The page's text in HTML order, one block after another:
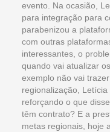
evento. Na ocasião,
para integração para
parabenizou a
com outras
interessantes, o
quando vai atualizar
exemplo não vai
regionalização,
reforçando o que
têm contrato? E a
metas regionais, hoje